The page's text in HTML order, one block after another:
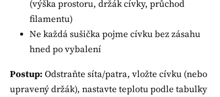
(výška prostoru, držák cívky, průchod
filamentu)
Ne každá sušička pojme cívku bez zásahu
hned po vybalení
Postup: Odstraňte síta/patra, vložte cívku (nebo
upravený držák), nastavte teplotu podle tabulky